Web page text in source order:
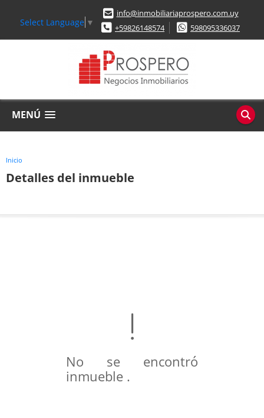
Select Language ▼
info@inmobiliariaprospero.com.uy
+59826148574
598095336037
MENÚ
Inicio
Detalles del inmueble
No se encontró
inmueble .